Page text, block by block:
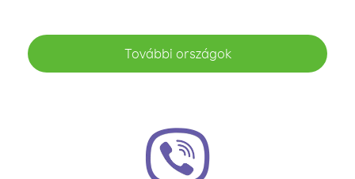
További országok